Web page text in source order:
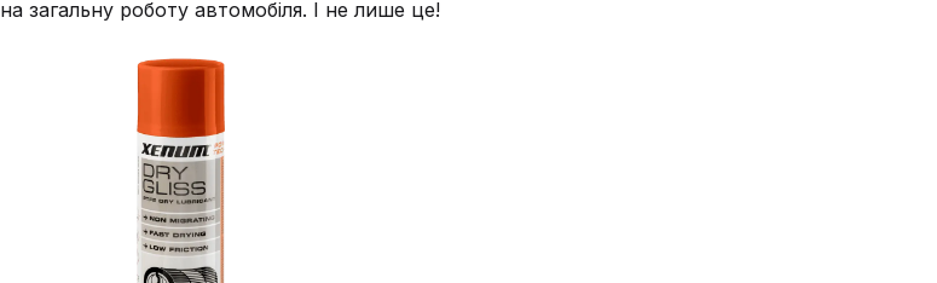
на загальну роботу автомобіля. І не лише це!